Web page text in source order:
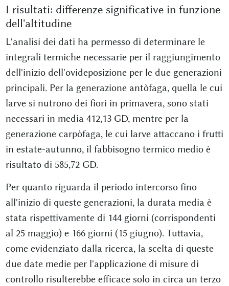
I risultati: differenze significative in funzione
dell'altitudine
L'analisi dei dati ha permesso di determinare le
integrali termiche necessarie per il raggiungimento
dell'inizio dell'ovideposizione per le due generazioni
principali. Per la generazione antòfaga, quella le cui
larve si nutrono dei fiori in primavera, sono stati
necessari in media 412,13 GD, mentre per la
generazione carpòfaga, le cui larve attaccano i frutti
in estate-autunno, il fabbisogno termico medio è
risultato di 585,72 GD.
Per quanto riguarda il periodo intercorso fino
all'inizio di queste generazioni, la durata media è
stata rispettivamente di 144 giorni (corrispondenti
al 25 maggio) e 166 giorni (15 giugno). Tuttavia,
come evidenziato dalla ricerca, la scelta di queste
due date medie per l'applicazione di misure di
controllo risulterebbe efficace solo in circa un terzo